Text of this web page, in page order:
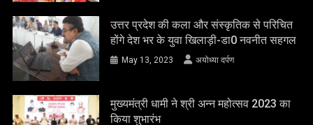
उत्तर प्रदेश की कला और संस्कृतिक से परिचित
होंगे देश भर के युवा खिलाड़ी-डा0 नवनीत सहगल
May 13, 2023 अयोध्या दर्पण
मुख्यमंत्री धामी ने श्री अन्न महोत्सव 2023 का
किया शुभारंभ